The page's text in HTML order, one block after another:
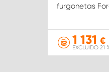
furgonetas
1 131 €
EXCLUIDO 21